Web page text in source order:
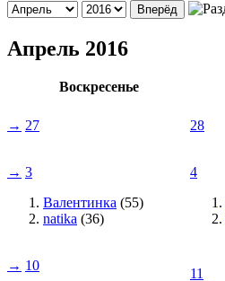
Апрель 2016
Воскресенье
→ 27 28
→ 3
Валентинка (55)
natika (36)
4
→ 10
11